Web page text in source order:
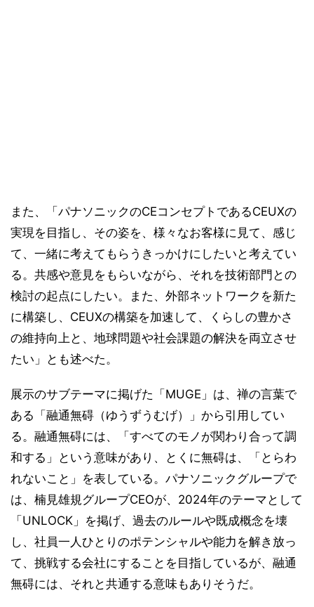
また、「パナソニックのCEコンセプトであるCEUXの
実現を目指し、その姿を、様々なお客様に見て、感じ
て、一緒に考えてもらうきっかけにしたいと考えてい
る。共感や意見をもらいながら、それを技術部門との
検討の起点にしたい。また、外部ネットワークを新た
に構築し、CEUXの構築を加速して、くらしの豊かさ
の維持向上と、地球問題や社会課題の解決を両立させ
たい」とも述べた。
展示のサブテーマに掲げた「MUGE」は、禅の言葉で
ある「融通無碍（ゆうずうむげ）」から引用してい
る。融通無碍には、「すべてのモノが関わり合って調
和する」という意味があり、とくに無碍は、「とらわ
れないこと」を表している。パナソニックグループで
は、楠見雄規グループCEOが、2024年のテーマとして
「UNLOCK」を掲げ、過去のルールや既成概念を壊
し、社員一人ひとりのポテンシャルや能力を解き放っ
て、挑戦する会社にすることを目指しているが、融通
無碍には、それと共通する意味もありそうだ。